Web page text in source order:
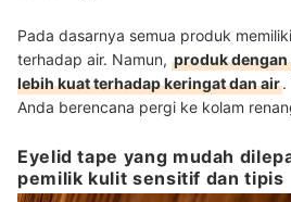
Pada dasarnya semua produk
terhadap air. Namun, produk
lebih kuat terhadap keringat dan air.
Anda berencana pergi ke kolam
Eyelid tape yang mudah
pemilik kulit sensitif dan tipis